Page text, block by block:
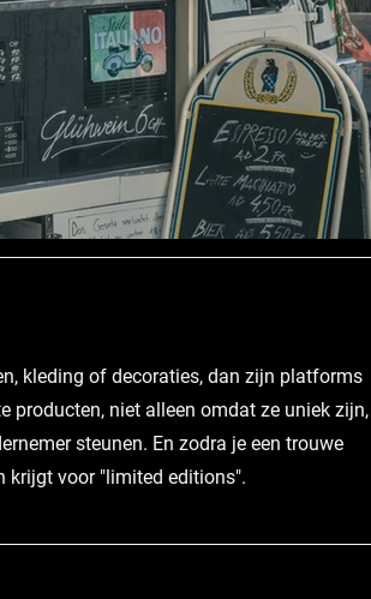
kleding of decoraties, dan zijn platforms
producten, niet alleen omdat ze uniek zijn,
steunen. En zodra je een trouwe
krijgt voor "limited editions".